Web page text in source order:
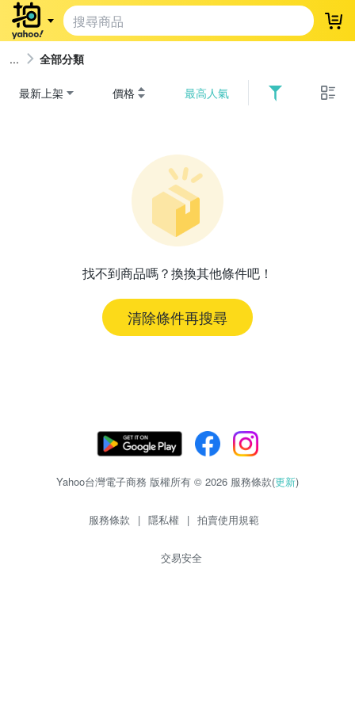
登
全部分類
最新上架 價格 最高人氣
找不到商品嗎？換換其他條件吧！
清除條件再搜尋
Yahoo台灣電子商務 版權所有 © 2026 服務條款(更新)
服務條款 | 隱私權 | 拍賣使用規範
交易安全